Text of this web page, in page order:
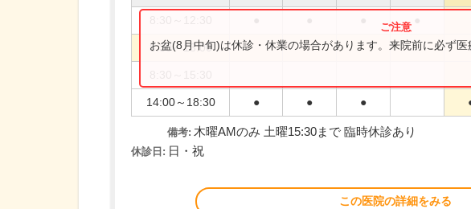
8:30～13:00
14:00～18:30 ● ● ●
お盆(8月中旬)は休診・休業の場合があります。来院前に必ず医
備考: 木曜AMのみ 土曜15:30まで 臨時休診あり
休診日: 日・祝
この医院の詳細をみる